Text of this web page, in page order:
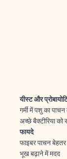
यीस्टऔर
गर्मी में पशु का
अच्छे बैक्टीरिया
फायदे
फाइबर पाचन बेहतर
भूख बढ़ाने में मदद